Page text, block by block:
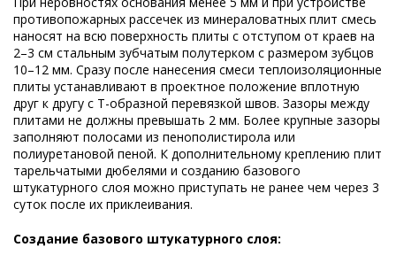
противопожарных рассечек из минераловатных плит смесь
наносят на всю поверхность плиты с отступом от краев на
2–3 см стальным зубчатым полутерком с размером зубцов
10–12 мм. Сразу после нанесения смеси теплоизоляционные
плиты устанавливают в проектное положение вплотную
друг к другу с Т-образной перевязкой швов. Зазоры между
плитами не должны превышать 2 мм. Более крупные зазоры
заполняют полосами из пенополистирола или
полиуретановой пеной. К дополнительному креплению плит
тарельчатыми дюбелями и созданию базового
штукатурного слоя можно приступать не ранее чем через 3
суток после их приклеивания.
Создание базового штукатурного слоя: